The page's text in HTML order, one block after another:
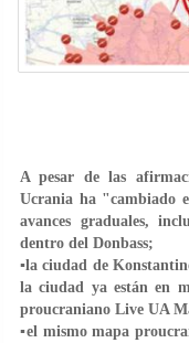
A pesar de las
Ucrania ha "cambiado
avances graduales,
dentro del Donbass;
▪️la ciudad de
la ciudad ya están en
proucraniano Live UA
▪️el mismo mapa